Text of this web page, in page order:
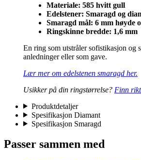
Materiale: 585 hvitt gull
Edelstener: Smaragd og
Smaragd mål: 6 mm høyde
Ringskinne bredde: 1,6 mm
En ring som utstråler sofistikasjon og
anledninger eller som gave.
Lær mer om edelstenen smaragd her.
Usikker på din ringstørrelse? Finn
Produktdetaljer
Spesifikasjon Diamant
Spesifikasjon Smaragd
Passer sammen med